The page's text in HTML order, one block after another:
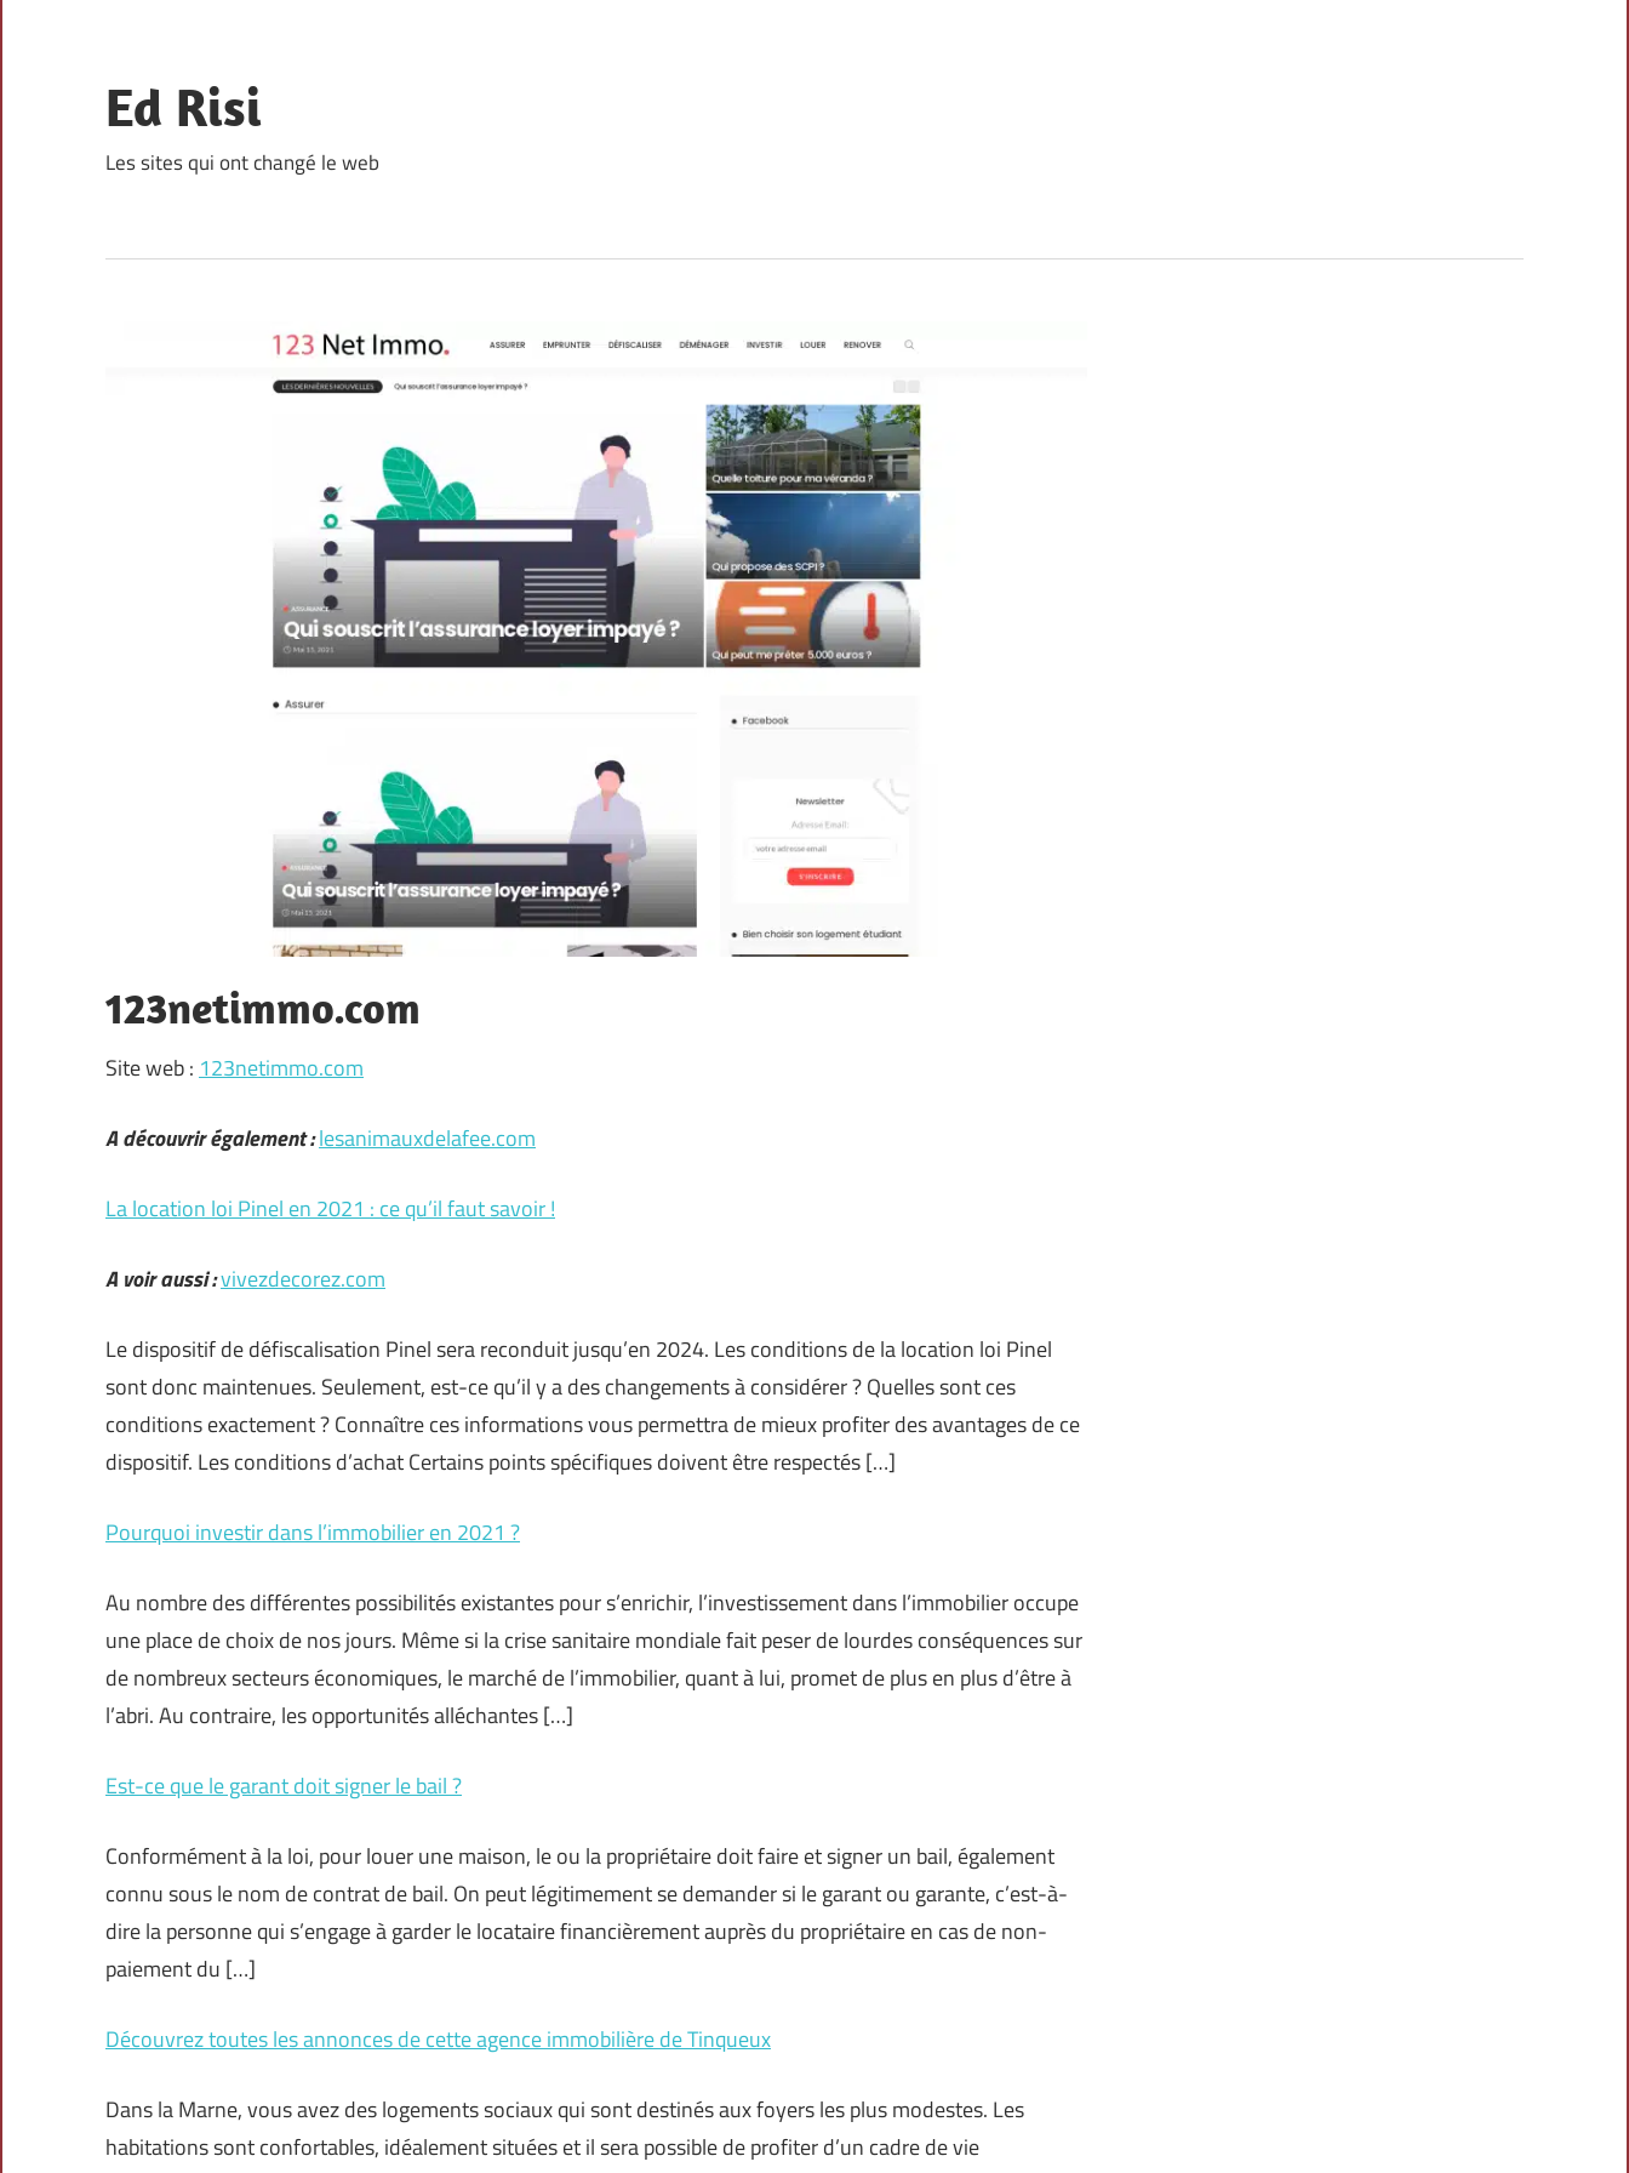
content
Ed Risi
Les sites qui ont changé le web
123netimmo.com
Site web : 123netimmo.com
A découvrir également :lesanimauxdelafee.com
La location loi Pinel en 2021 : ce qu’il faut savoir !
A voir aussi :vivezdecorez.com
Le dispositif de défiscalisation Pinel sera reconduit jusqu’en 2024. Les conditions de la location loi Pinel
sont donc maintenues. Seulement, est-ce qu’il y a des changements à considérer ? Quelles sont ces
conditions exactement ? Connaître ces informations vous permettra de mieux profiter des avantages de ce
dispositif. Les conditions d’achat Certains points spécifiques doivent être respectés […]
Pourquoi investir dans l’immobilier en 2021 ?
Au nombre des différentes possibilités existantes pour s’enrichir, l’investissement dans l’immobilier occupe
une place de choix de nos jours. Même si la crise sanitaire mondiale fait peser de lourdes conséquences sur
de nombreux secteurs économiques, le marché de l’immobilier, quant à lui, promet de plus en plus d’être à
l’abri. Au contraire, les opportunités alléchantes […]
Est-ce que le garant doit signer le bail ?
Conformément à la loi, pour louer une maison, le ou la propriétaire doit faire et signer un bail, également
connu sous le nom de contrat de bail. On peut légitimement se demander si le garant ou garante, c’est-à-
dire la personne qui s’engage à garder le locataire financièrement auprès du propriétaire en cas de non-
paiement du […]
Découvrez toutes les annonces de cette agence immobilière de Tinqueux
Dans la Marne, vous avez des logements sociaux qui sont destinés aux foyers les plus modestes. Les
habitations sont confortables, idéalement situées et il sera possible de profiter d’un cadre de vie